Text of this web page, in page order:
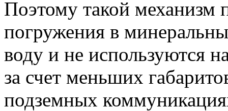
Поэтому такой механизм
погружения в
воду и не используются
за счет меньших
подземных